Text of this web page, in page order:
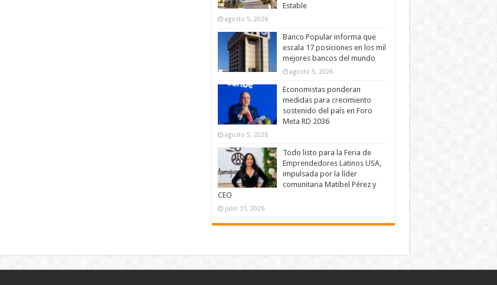
Estable
agosto 5, 2026
Banco Popular informa que
escala 17 posiciones en los mil
mejores bancos del mundo
agosto 5, 2026
Economistas ponderan
medidas para crecimiento
sostenido del país en Foro
Meta RD 2036
agosto 5, 2026
Todo listo para la Feria de
Emprendedores Latinos USA,
impulsada por la líder
comunitaria Matibel Pérez y
CEO
julio 31, 2026